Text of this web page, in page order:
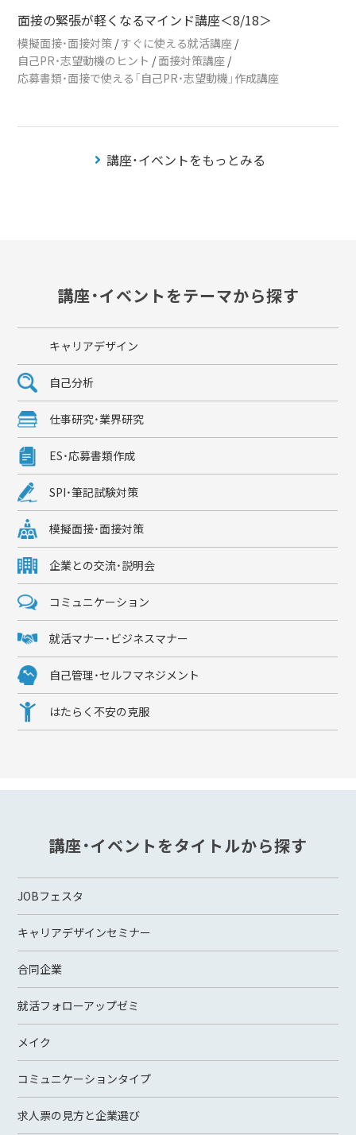
面接の緊張が軽くなるマインド講座＜8/18＞
模擬面接・面接対策 /すぐに使える就活講座 /
自己PR・志望動機のヒント /面接対策講座 /
応募書類・面接で使える「自己PR・志望動機」作成講座
講座・イベントをもっとみる
講座・イベントをテーマから探す
キャリアデザイン
自己分析
仕事研究・業界研究
ES・応募書類作成
SPI・筆記試験対策
模擬面接・面接対策
企業との交流・説明会
コミュニケーション
就活マナー・ビジネスマナー
自己管理・セルフマネジメント
はたらく不安の克服
講座・イベントをタイトルから探す
JOBフェスタ
キャリアデザインセミナー
合同企業
就活フォローアップゼミ
メイク
コミュニケーションタイプ
求人票の見方と企業選び